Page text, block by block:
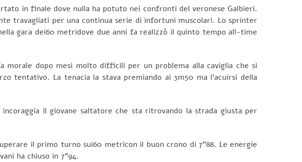
in finale dove nulla ha potuto nei confronti del veronese Galbieri.
travagliati per una continua serie di infortuni muscolari. Lo sprinter
gara dei60 metridove due anni fa realizzò il quinto tempo all-time
morale dopo mesi molto difficili per un problema alla caviglia che si
La tenacia la stava premiando ai 3m50 ma l’acuirsi della
il giovane saltatore che sta ritrovando la strada giusta per
il primo turno sui60 metricon il buon crono di 7”88. Le energie
ha chiuso in 7”94.